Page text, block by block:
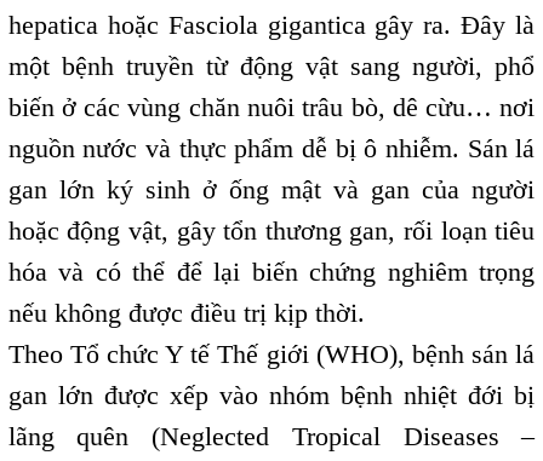
hepatica hoặc Fasciola gigantica gây ra. Đây là
một bệnh truyền từ động vật sang người, phổ
biến ở các vùng chăn nuôi trâu bò, dê cừu… nơi
nguồn nước và thực phẩm dễ bị ô nhiễm. Sán lá
gan lớn ký sinh ở ống mật và gan của người
hoặc động vật, gây tổn thương gan, rối loạn tiêu
hóa và có thể để lại biến chứng nghiêm trọng
nếu không được điều trị kịp thời.
Theo Tổ chức Y tế Thế giới (WHO), bệnh sán lá
gan lớn được xếp vào nhóm bệnh nhiệt đới bị
lãng quên (Neglected Tropical Diseases –